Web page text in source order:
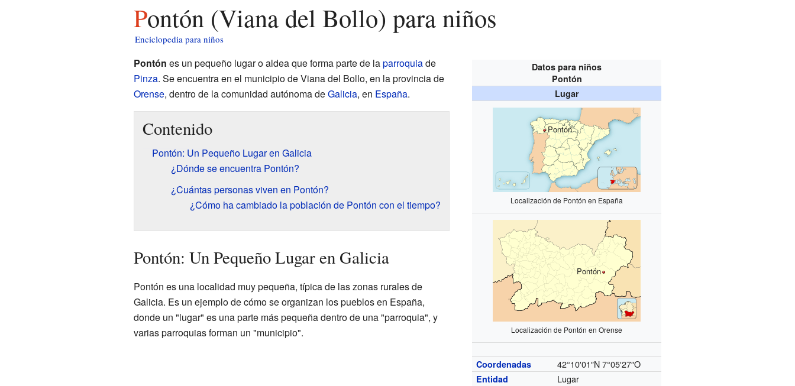
Pontón (Viana del Bollo) para niños
Enciclopedia para niños
Datos para niños
Pontón
Lugar
Pontón
Localización de Pontón en España
Pontón
Localización de Pontón en Orense
Coordenadas 42°10′01″N 7°05′27″O
Entidad
Lugar
Pontón es un pequeño lugar o aldea que forma parte de laparroquiade
Pinza. Se encuentra en el municipio de Viana del Bollo, en la provincia de
Orense, dentro de la comunidad autónoma deGalicia, en España.
Contenido
Pontón: Un Pequeño Lugar en Galicia
¿Dónde se encuentra Pontón?
¿Cuántas personas viven en Pontón?
¿Cómo ha cambiado la población de Pontón con el tiempo?
Pontón: Un Pequeño Lugar en Galicia
Pontón es una localidad muy pequeña, típica de las zonas rurales de
Galicia. Es un ejemplo de cómo se organizan los pueblos en España,
donde un "lugar" es una parte más pequeña dentro de una "parroquia", y
varias parroquias forman un "municipio".